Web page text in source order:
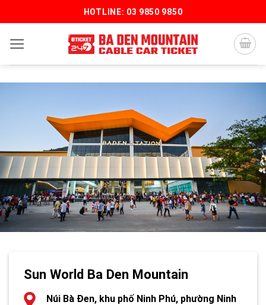
qua
nội
HOTLINE: 03 9850 9850
Sun World Ba Den Mountain
Núi Bà Đen, khu phố Ninh Phú, phường Ninh